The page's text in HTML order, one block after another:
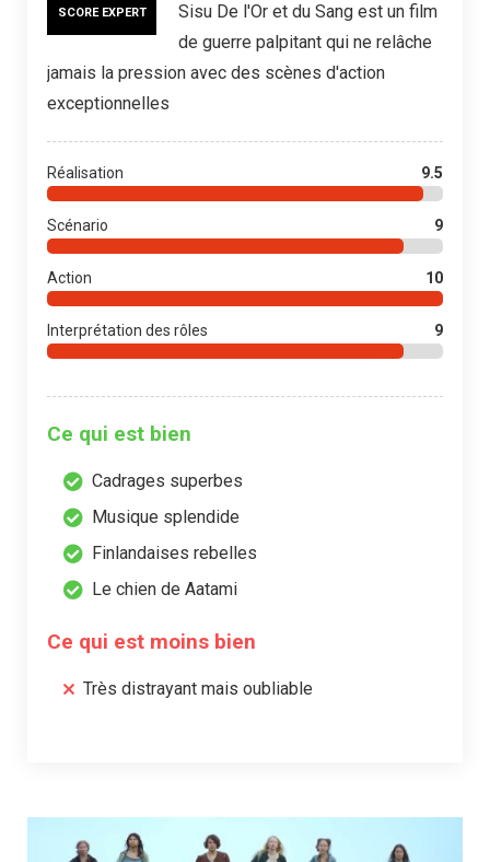
SCORE EXPERT
Sisu De l'Or et du Sang est un film
de guerre palpitant qui ne relâche
jamais la pression avec des scènes d'action
exceptionnelles
Réalisation 9.5
Scénario 9
Action 10
Interprétation des rôles 9
Ce qui est bien
Cadrages superbes
Musique splendide
Finlandaises rebelles
Le chien de Aatami
Ce qui est moins bien
Très distrayant mais oubliable